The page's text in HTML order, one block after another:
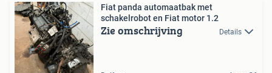
Fiat panda automaatbak met
schakelrobot en Fiat motor 1.2
Zie omschrijving Details